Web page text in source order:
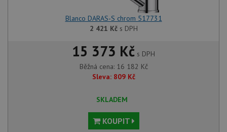
Blanco DARAS-S chrom 517731
2 421 Kčs DPH
15 373 Kč s DPH
Běžná cena: 16 182 Kč
Sleva: 809 Kč
SKLADEM
KOUPIT